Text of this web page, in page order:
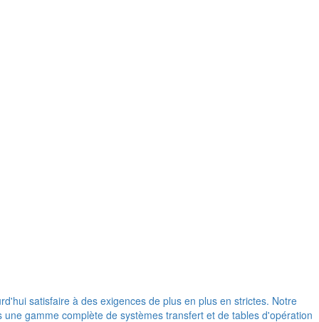
satisfaire à des exigences de plus en plus en strictes. Notre
gamme complète de systèmes transfert et de tables d'opération